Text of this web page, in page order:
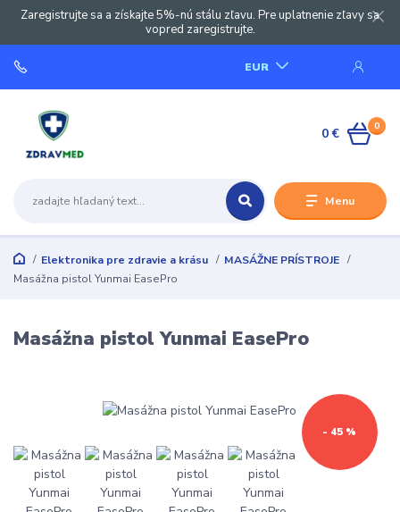
Zaregistrujte sa a získajte 5%-nú stálu zľavu. Pre uplatnenie zľavy sa
vopred zaregistrujte.
Menu
EUR
0
0 €
Elektronika pre zdravie a krásu
MASÁŽNE PRÍSTROJE
Masážna pistol Yunmai EasePro
Masážna pistol Yunmai EasePro
- 45 %